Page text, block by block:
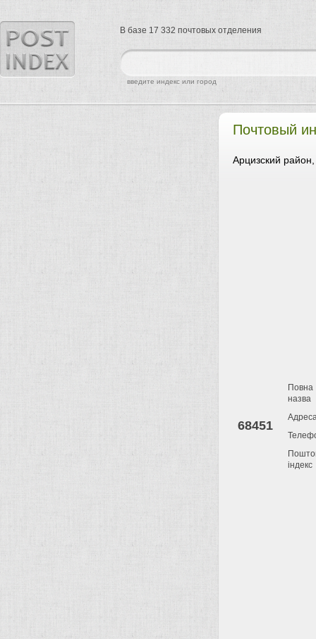
Почтовый
Арцизский
68451
Повна
назва
індекс
найти
введите индекс или город
В базе 17 332 почтовых отделения